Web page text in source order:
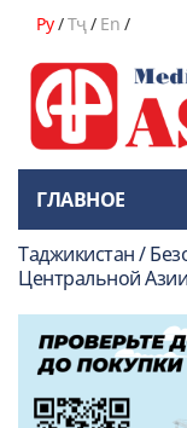
Ру/Тҷ/ En /
ГЛАВНОЕ
Таджикистан /
Центральной